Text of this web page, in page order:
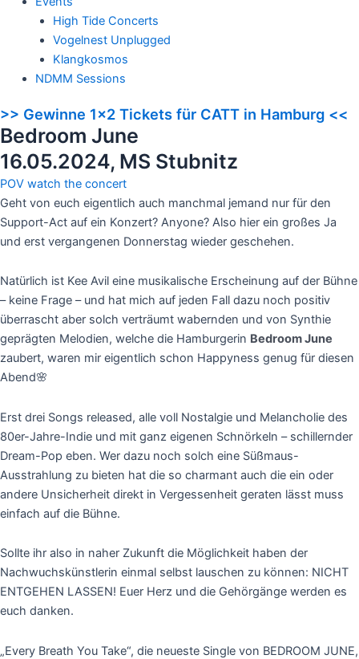
High Tide Concerts
Vogelnest Unplugged
Klangkosmos
NDMM Sessions
>> Gewinne 1x2 Tickets für CATT in Hamburg <<
Bedroom June
16.05.2024, MS Stubnitz
POV watch the concert
Geht von euch eigentlich auch manchmal jemand nur für den
Support-Act auf ein Konzert? Anyone? Also hier ein großes Ja
und erst vergangenen Donnerstag wieder geschehen.
Natürlich ist Kee Avil eine musikalische Erscheinung auf der Bühne
– keine Frage – und hat mich auf jeden Fall dazu noch positiv
überrascht aber solch verträumt wabernden und von Synthie
geprägten Melodien, welche die Hamburgerin Bedroom June
zaubert, waren mir eigentlich schon Happyness genug für diesen
Abend🌸
Erst drei Songs released, alle voll Nostalgie und Melancholie des
80er-Jahre-Indie und mit ganz eigenen Schnörkeln – schillernder
Dream-Pop eben. Wer dazu noch solch eine Süßmaus-
Ausstrahlung zu bieten hat die so charmant auch die ein oder
andere Unsicherheit direkt in Vergessenheit geraten lässt muss
einfach auf die Bühne.
Sollte ihr also in naher Zukunft die Möglichkeit haben der
Nachwuchskünstlerin einmal selbst lauschen zu können: NICHT
ENTGEHEN LASSEN! Euer Herz und die Gehörgänge werden es
euch danken.
„Every Breath You Take“, die neueste Single von BEDROOM JUNE,